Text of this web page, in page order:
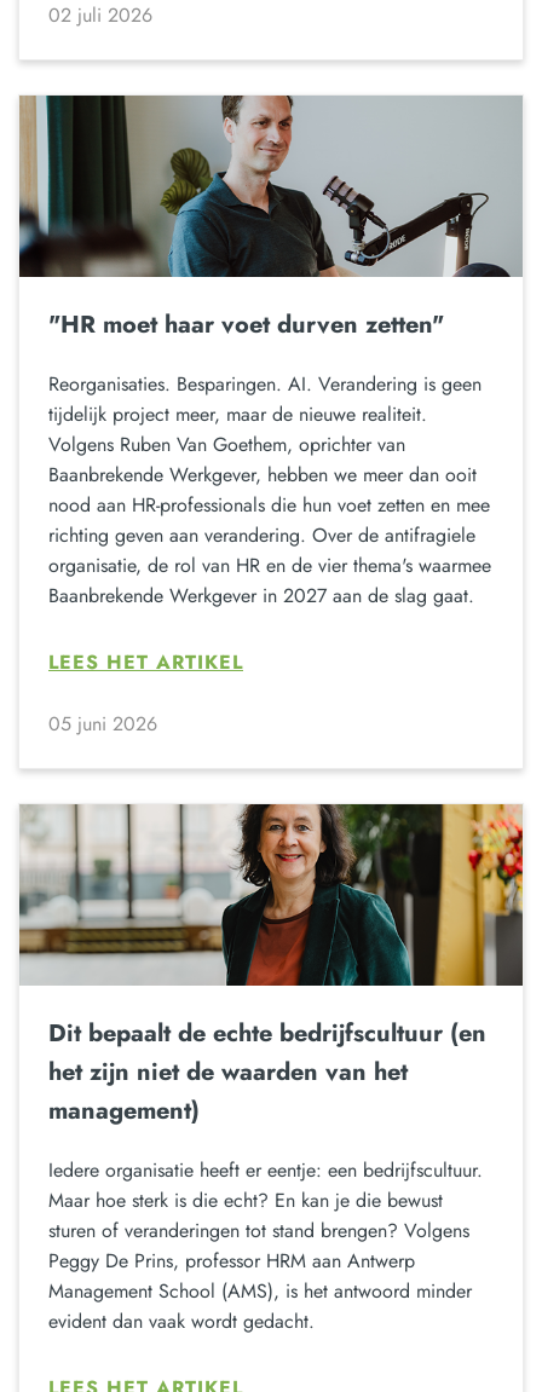
02 juli 2026
"HR moet haar voet durven zetten"
Reorganisaties. Besparingen. AI. Verandering is geen
tijdelijk project meer, maar de nieuwe realiteit.
Volgens Ruben Van Goethem, oprichter van
Baanbrekende Werkgever, hebben we meer dan ooit
nood aan HR-professionals die hun voet zetten en mee
richting geven aan verandering. Over de antifragiele
organisatie, de rol van HR en de vier thema's waarmee
Baanbrekende Werkgever in 2027 aan de slag gaat.
LEES HET ARTIKEL
05 juni 2026
Dit bepaalt de echte bedrijfscultuur (en
het zijn niet de waarden van het
management)
Iedere organisatie heeft er eentje: een bedrijfscultuur.
Maar hoe sterk is die echt? En kan je die bewust
sturen of veranderingen tot stand brengen? Volgens
Peggy De Prins, professor HRM aan Antwerp
Management School (AMS), is het antwoord minder
evident dan vaak wordt gedacht.